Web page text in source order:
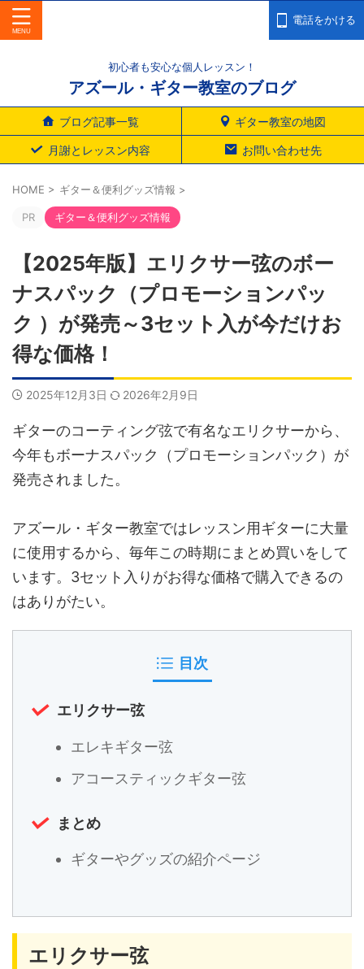
電話をかける
初心者も安心な個人レッスン！
アズール・ギター教室のブログ
ブログ記事一覧 ギター教室の地図
月謝とレッスン内容 お問い合わせ先
HOME > ギター＆便利グッズ情報 >
PR ギター＆便利グッズ情報
【2025年版】エリクサー弦のボー
ナスパック（プロモーションパッ
ク ）が発売～3セット入が今だけお
得な価格！
2025年12月3日 2026年2月9日
ギターのコーティング弦で有名なエリクサーから、
今年もボーナスパック（プロモーションパック）が
発売されました。
アズール・ギター教室ではレッスン用ギターに大量
に使用するから、毎年この時期にまとめ買いをして
います。3セット入りがお得な価格で購入できるの
はありがたい。
目次
エリクサー弦
エレキギター弦
アコースティックギター弦
まとめ
ギターやグッズの紹介ページ
エリクサー弦